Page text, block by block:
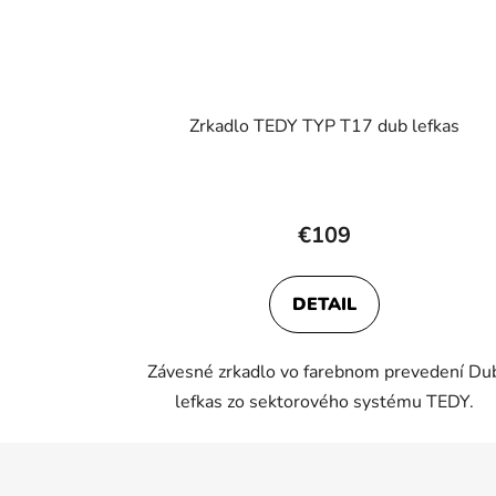
Zrkadlo TEDY TYP T17 dub lefkas
€109
DETAIL
Závesné zrkadlo vo farebnom prevedení
lefkas zo sektorového systému TEDY.